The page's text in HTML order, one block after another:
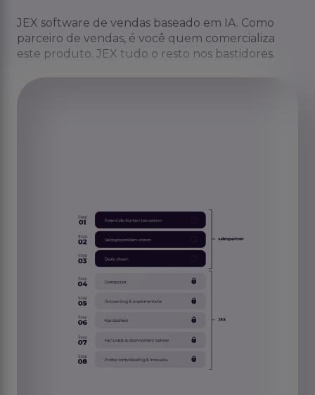
JEX software de vendas baseado em IA. Como
parceiro de vendas, é você quem comercializa
este produto. JEX tudo o resto nos bastidores.